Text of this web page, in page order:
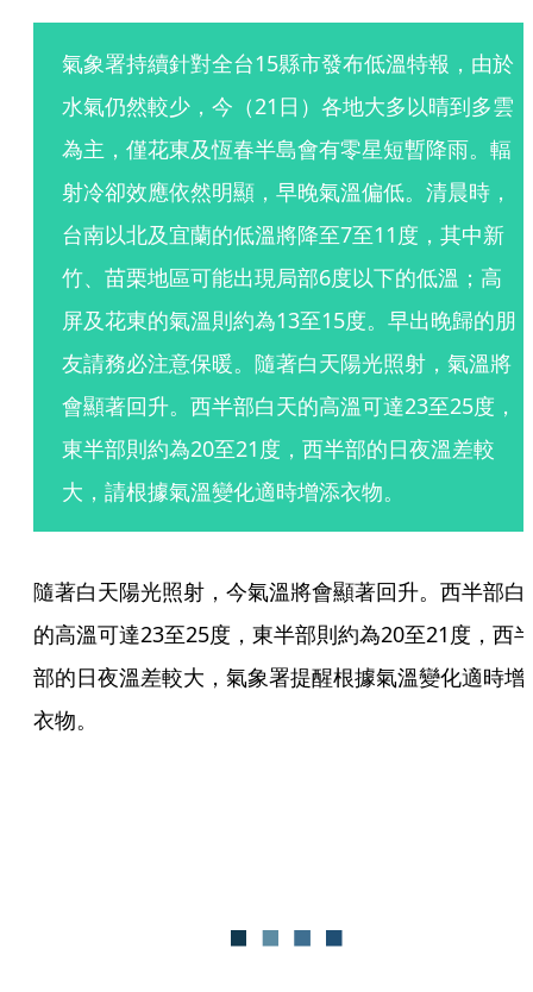
氣象署持續針對全台15縣市發布低溫特報，由於
水氣仍然較少，今（21日）各地大多以晴到多雲
為主，僅花東及恆春半島會有零星短暫降雨。輻
射冷卻效應依然明顯，早晚氣溫偏低。清晨時，
台南以北及宜蘭的低溫將降至7至11度，其中新
竹、苗栗地區可能出現局部6度以下的低溫；高
屏及花東的氣溫則約為13至15度。早出晚歸的朋
友請務必注意保暖。隨著白天陽光照射，氣溫將
會顯著回升。西半部白天的高溫可達23至25度，
東半部則約為20至21度，西半部的日夜溫差較
大，請根據氣溫變化適時增添衣物。
隨著白天陽光照射，今氣溫將會顯著回升。西半部白
的高溫可達23至25度，東半部則約為20至21度，西
部的日夜溫差較大，氣象署提醒根據氣溫變化適時增
衣物。